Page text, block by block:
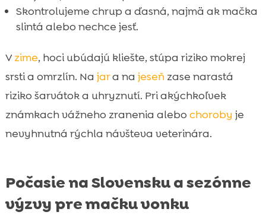
Skontrolujeme chrup a ďasná, najmä ak mačka
slintá alebo nechce jesť.
Vzime, hoci ubúdajú kliešte, stúpa riziko mokrej
srsti a omrzlín. Na jara na jeseňzase narastá
riziko šarvátok a uhryznutí. Pri akýchkoľvek
známkach vážneho zranenia alebo choroby je
nevyhnutná rýchla návšteva veterinára.
Počasie na Slovensku a sezónne
výzvy pre mačku vonku